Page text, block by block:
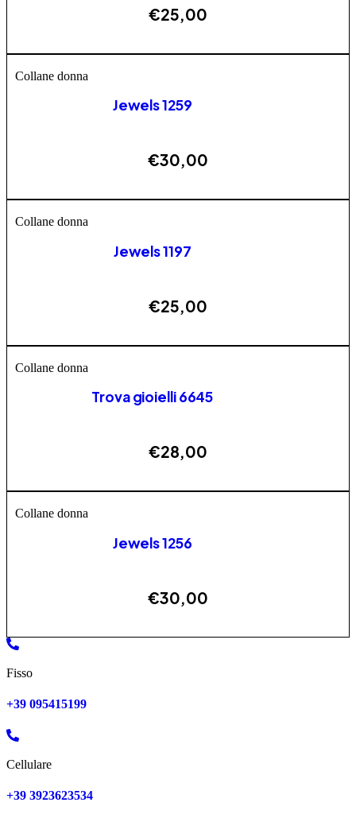
€25,00
Collane donna
Jewels 1259
€30,00
Collane donna
Jewels 1197
€25,00
Collane donna
Trova gioielli 6645
€28,00
Collane donna
Jewels 1256
€30,00
Fisso
+39 095415199
Cellulare
+39 3923623534